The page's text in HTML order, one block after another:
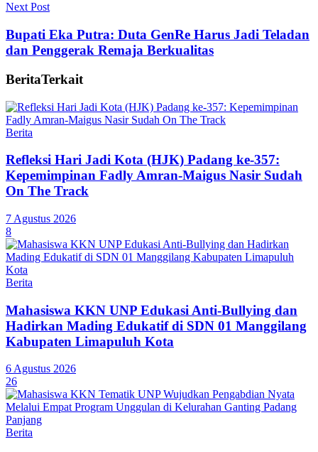
Next Post
Bupati Eka Putra: Duta GenRe Harus Jadi Teladan
dan Penggerak Remaja Berkualitas
BeritaTerkait
Berita
Refleksi Hari Jadi Kota (HJK) Padang ke-357:
Kepemimpinan Fadly Amran-Maigus Nasir Sudah
On The Track
7 Agustus 2026
8
Berita
Mahasiswa KKN UNP Edukasi Anti-Bullying dan
Hadirkan Mading Edukatif di SDN 01 Manggilang
Kabupaten Limapuluh Kota
6 Agustus 2026
26
Berita